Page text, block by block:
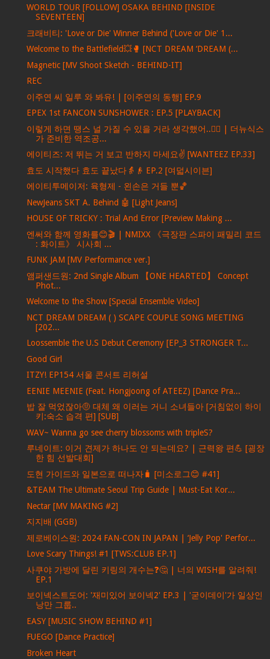
WORLD TOUR [FOLLOW] OSAKA BEHIND [INSIDE
SEVENTEEN]
크래비티: 'Love or Die' Winner Behind ('Love or Die' 1...
Welcome to the Battlefield💥🥊 [NCT DREAM ‘DREAM (...
Magnetic [MV Shoot Sketch - BEHIND-IT]
REC
이주연 씨 일루 와 봐유! | [이주연의 동행] EP.9
EPEX 1st FANCON SUNSHOWER : EP.5 [PLAYBACK]
이렇게 하면 땡스 널 가질 수 있을 거라 생각했어..❤️‍🔥 | 더뉴식스
가 준비한 역조공...
에이티즈: 저 뛰는 거 보고 반하지 마세요✌ [WANTEEZ EP.33]
효도 시작했다 효도 끝났다👵👴 EP.2 [여덟시이븐]
에이티투메이저: 육형제 - 왼손은 거들 뿐🏀
NewJeans SKT A. Behind 🤖 [Light Jeans]
HOUSE OF TRICKY : Trial And Error [Preview Making ...
엔써와 함께 영화를😊🎬 | NMIXX 《극장판 스파이 패밀리 코드
: 화이트》 시사회 ...
FUNK JAM [MV Performance ver.]
앰퍼샌드원: 2nd Single Album 【ONE HEARTED】 Concept
Phot...
Welcome to the Show [Special Ensemble Video]
NCT DREAM DREAM ( ) SCAPE COUPLE SONG MEETING
[202...
Loossemble the U.S Debut Ceremony [EP_3 STRONGER T...
Good Girl
ITZY! EP154 서울 콘서트 리허설
EENIE MEENIE (Feat. Hongjoong of ATEEZ) [Dance Pra...
밥 잘 먹었잖아🤨 대체 왜 이러는 거니 소녀들아 [거침없이 하이
키:숙소 습격 편] [SUB]
WAV~ Wanna go see cherry blossoms with tripleS?
루네이트: 이거 견제가 하나도 안 되는데요? | 근력왕 편💪 [굉장
한 힘 선발대회]
도현 가이드와 일본으로 떠나자🧳 [미소로그😊 #41]
&TEAM The Ultimate Seoul Trip Guide | Must-Eat Kor...
Nectar [MV MAKING #2]
지지배 (GGB)
제로베이스원: 2024 FAN-CON IN JAPAN | ‘Jelly Pop' Perfor...
Love Scary Things! #1 [TWS:CLUB EP.1]
사쿠야 가방에 달린 키링의 개수는❓🤔 | 너의 WISH를 알려줘!
EP.1
보이넥스트도어: '재미있어 보이넥2' EP.3 | '굳이데이'가 일상인
낭만 그룹..
EASY [MUSIC SHOW BEHIND #1]
FUEGO [Dance Practice]
Broken Heart